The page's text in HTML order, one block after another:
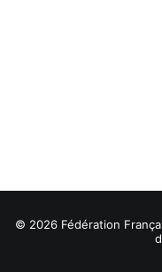
© 2026 Fédération